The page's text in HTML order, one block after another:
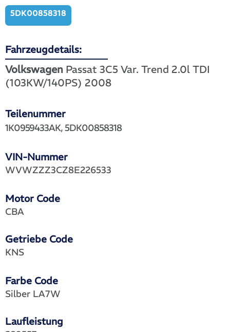
5DK00858318
Fahrzeugdetails:
Volkswagen Passat 3C5 Var. Trend 2.0l TDI
(103KW/140PS) 2008
Teilenummer
VIN-Nummer
1K0959433AK, 5DK00858318
WVWZZZ3CZ8E226533
Motor Code
Getriebe Code
CBA
KNS
Farbe Code
Laufleistung
Silber LA7W